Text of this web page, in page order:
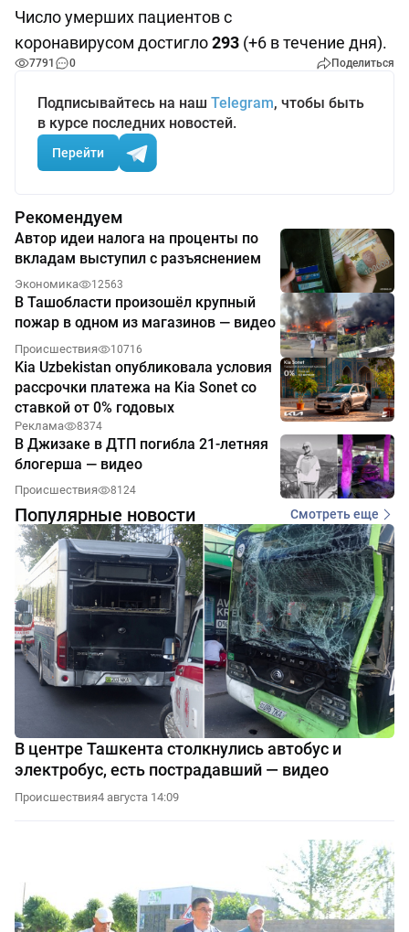
Число умерших пациентов с
коронавирусом достигло293 (+6 в течение дня).
7791 0 Поделиться
Подписывайтесь на наш Telegram, чтобы быть
в курсе последних новостей.
Перейти
Рекомендуем
Автор идеи налога на проценты по
вкладам выступил с разъяснением
Экономика 12563
В Ташобласти произошёл крупный
пожар в одном из магазинов — видео
Происшествия 10716
Kia Uzbekistan опубликовала условия
рассрочки платежа на Kia Sonet со
ставкой от 0% годовых
Реклама 8374
В Джизаке в ДТП погибла 21-летняя
блогерша — видео
Происшествия 8124
Популярные новости Смотреть еще
В центре Ташкента столкнулись автобус и
электробус, есть пострадавший — видео
Происшествия4 августа 14:09